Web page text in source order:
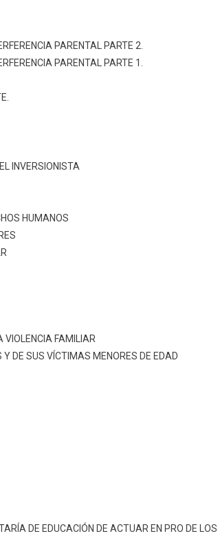
PARENTAL PARTE 2.
PARENTAL PARTE 1.
INVERSIONISTA
HUMANOS
FAMILIAR
DE SUS VÍCTIMAS MENORES DE EDAD
DE EDUCACIÓN DE ACTUAR EN PRO DE